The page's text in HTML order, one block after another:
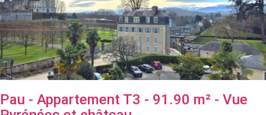
Pau - Appartement T3 - 91.90 m² - Vue